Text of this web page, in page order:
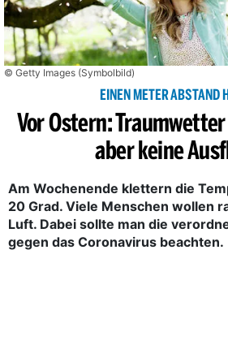
© Getty Images (Symbolbild)
EINEN METER ABSTAND
Vor Ostern:
aber keine
Am Wochenende klettern die
20 Grad. Viele Menschen wollen
Luft. Dabei sollte man die
gegen das Coronavirus beachten.